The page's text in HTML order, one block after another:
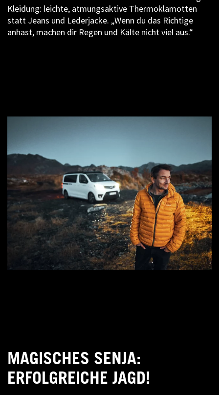
Kleidung: leichte, atmungsaktive Thermoklamotten
statt Jeans und Lederjacke. „Wenn du das Richtige
anhast, machen dir Regen und Kälte nicht viel aus.“
MAGISCHES SENJA:
ERFOLGREICHE JAGD!